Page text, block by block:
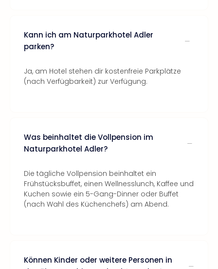
Kann ich am Naturparkhotel Adler
parken?
Ja, am Hotel stehen dir kostenfreie Parkplätze
(nach Verfügbarkeit) zur Verfügung.
Was beinhaltet die Vollpension im
Naturparkhotel Adler?
Die tägliche Vollpension beinhaltet ein
Frühstücksbuffet, einen Wellnesslunch, Kaffee und
Kuchen sowie ein 5-Gang-Dinner oder Buffet
(nach Wahl des Küchenchefs) am Abend.
Können Kinder oder weitere Personen in